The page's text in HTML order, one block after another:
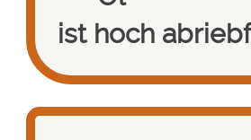
ist hoch